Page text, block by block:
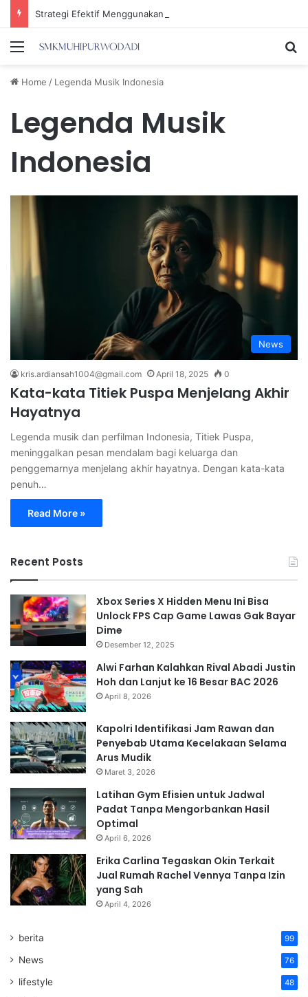
Menu
Home / Legenda Musik Indonesia
Legenda Musik
Indonesia
News
kris.ardiansah1004@gmail.com April 18, 2025 0
Kata-kata Titiek Puspa Menjelang Akhir
Hayatnya
Legenda musik dan perfilman Indonesia, Titiek Puspa,
meninggalkan pesan mendalam bagi keluarga dan
penggemarnya menjelang akhir hayatnya. Dengan kata-kata
penuh…
Read More »
Recent Posts
Xbox Series X Hidden Menu Ini Bisa
Unlock FPS Cap Game Lawas Gak Bayar
Dime
Desember 12, 2025
Alwi Farhan Kalahkan Rival Abadi Justin
Hoh dan Lanjut ke 16 Besar BAC 2026
April 8, 2026
Kapolri Identifikasi Jam Rawan dan
Penyebab Utama Kecelakaan Selama
Arus Mudik
Maret 3, 2026
Latihan Gym Efisien untuk Jadwal
Padat Tanpa Mengorbankan Hasil
Optimal
April 6, 2026
Erika Carlina Tegaskan Okin Terkait
Jual Rumah Rachel Vennya Tanpa Izin
yang Sah
April 4, 2026
berita 99
News 76
lifestyle 48